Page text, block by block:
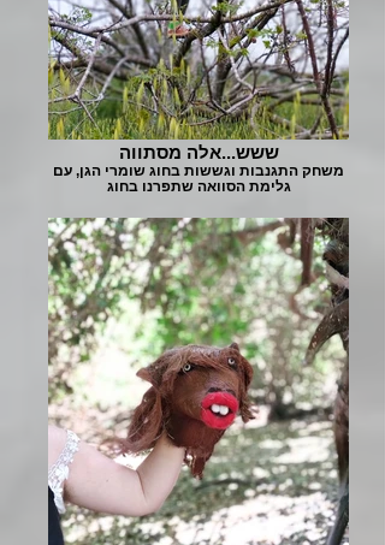
ששש...אלה מסתווה
משחק התגנבות וגששות בחוג שומרי הגן, עם
גלימת הסוואה שתפרנו בחוג